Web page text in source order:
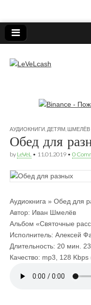
АУДИОКНИГИ ДЕТЯМ ШМЕЛЁВ
Обед для
by LeVeL • 11.01.2019 • 0
Аудиокнига » Обед для
Автор: Иван Шмелёв
Альбом «Святочные
Исполнитель: Алексей
Длительность: 20 мин. 23
Качество: mp3, 128 Kbps